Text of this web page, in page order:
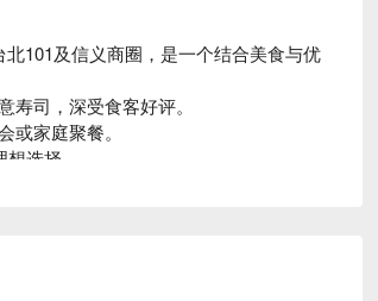
101及信义商圈，是一个结合美食与优
司，深受食客好评。
家庭聚餐。
选择。